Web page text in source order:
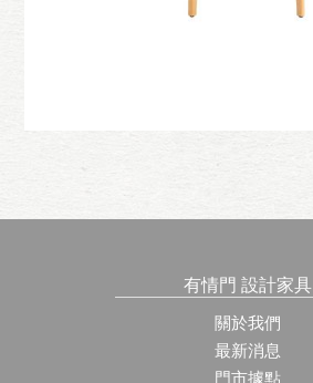
有情門 設計家具
關於我們
最新消息
門市據點